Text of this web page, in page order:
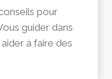
pour
guider dans
à faire des